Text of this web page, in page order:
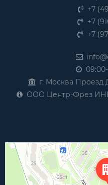
+7
+7
+7
г. Москва Проезд
ООО Центр-Фрез ИНН